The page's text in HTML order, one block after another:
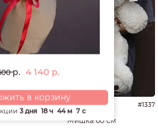
#1653 4.9 #1337
Мишка 60 см
р. 4 140 р.
в корзину
3 дня 18 ч 44 м 7 с